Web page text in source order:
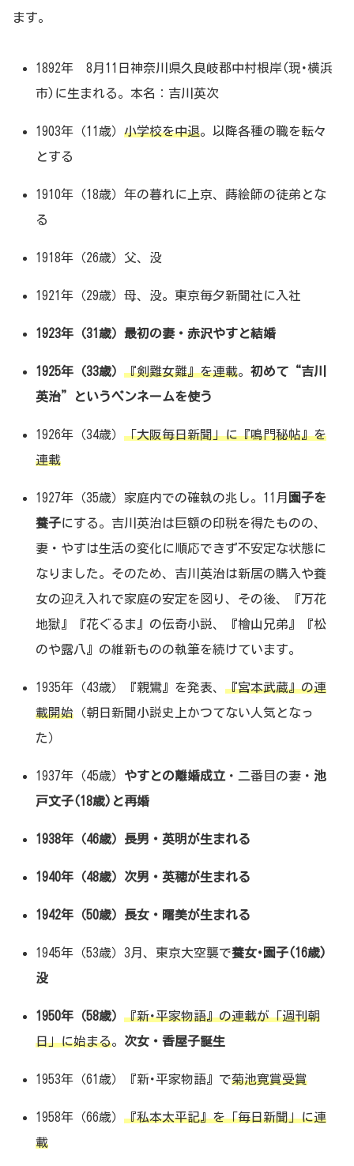
ます。
1892年 8月11日神奈川県久良岐郡中村根岸(現･横浜
市)に生まれる。本名：吉川英次
1903年（11歳）小学校を中退。以降各種の職を転々
とする
1910年（18歳）年の暮れに上京、蒔絵師の徒弟とな
る
1918年（26歳）父、没
1921年（29歳）母、没。東京毎夕新聞社に入社
1923年（31歳）最初の妻・赤沢やすと結婚
1925年（33歳）『剣難女難』を連載。初めて“吉川
英治”というペンネームを使う
1926年（34歳）「大阪毎日新聞」に『鳴門秘帖』を
連載
1927年（35歳）家庭内での確執の兆し。11月 園子を
養子にする。吉川英治は巨額の印税を得たものの、
妻・やすは生活の変化に順応できず不安定な状態に
なりました。そのため、吉川英治は新居の購入や養
女の迎え入れで家庭の安定を図り、その後、『万花
地獄』『花ぐるま』の伝奇小説、『檜山兄弟』『松
のや露八』の維新ものの執筆を続けています。
1935年（43歳）『親鸞』を発表、『宮本武蔵』の連
載開始 （朝日新聞小説史上かつてない人気となっ
た）
1937年（45歳） やすとの離婚成立 ・二番目の妻・ 池
戸文子(18歳)と再婚
1938年（46歳）長男・英明が生まれる
1940年（48歳）次男・英穂が生まれる
1942年（50歳）長女・曙美が生まれる
1945年（53歳）3月、東京大空襲で養女･園子(16歳)
没
1950年（58歳）『新･平家物語』の連載が「週刊朝
日」に始まる。 次女・香屋子誕生
1953年（61歳）『新･平家物語』で菊池寛賞受賞
1958年（66歳）『私本太平記』を「毎日新聞」に連
載